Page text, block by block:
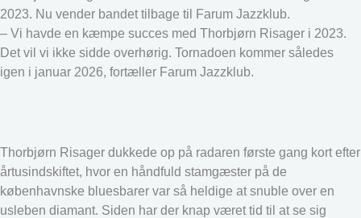
2023. Nu vender bandet tilbage til Farum Jazzklub.
– Vi havde en kæmpe succes med Thorbjørn Risager i 2023.
Det vil vi ikke sidde overhørig. Tornadoen kommer således
igen i januar 2026, fortæller Farum Jazzklub.
Thorbjørn Risager dukkede op på radaren første gang kort efter
årtusindskiftet, hvor en håndfuld stamgæster på de
københavnske bluesbarer var så heldige at snuble over en
usleben diamant. Siden har der knap været tid til at se sig